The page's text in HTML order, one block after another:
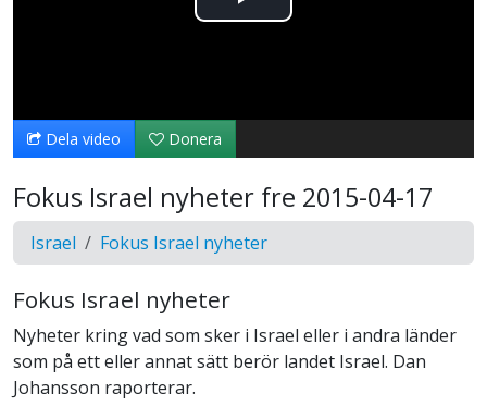
Spela
video
Dela video Donera
Fokus Israel nyheter fre 2015-04-17
Israel Fokus Israel nyheter
Fokus Israel nyheter
Nyheter kring vad som sker i Israel eller i andra länder
som på ett eller annat sätt berör landet Israel. Dan
Johansson raporterar.